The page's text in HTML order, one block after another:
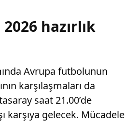
hazırlık
Avrupa futbolunun
karşılaşmaları da
saat 21.00’de
karşıya gelecek. Mücadele